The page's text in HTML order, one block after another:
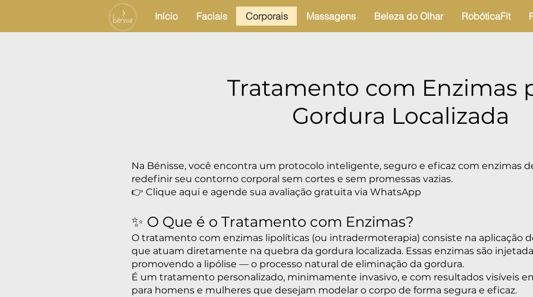
Início Faciais Corporais Massagens Beleza do Olhar RobóticaFit
Tratamento com Enzimas
Gordura Localizada
Na Bénisse, você encontra um protocolo inteligente, seguro e eficaz com enzimas
redefinir seu contorno corporal sem cortes e sem promessas vazias.
👉 Clique aqui e agende sua avaliação gratuita via WhatsApp
✨ O Que é o Tratamento com Enzimas?
O tratamento com enzimas lipolíticas (ou intradermoterapia) consiste na aplicação
que atuam diretamente na quebra da gordura localizada. Essas enzimas são
promovendo a lipólise — o processo natural de eliminação da gordura.
É um tratamento personalizado, minimamente invasivo, e com resultados visíveis
para homens e mulheres que desejam modelar o corpo de forma segura e eficaz.